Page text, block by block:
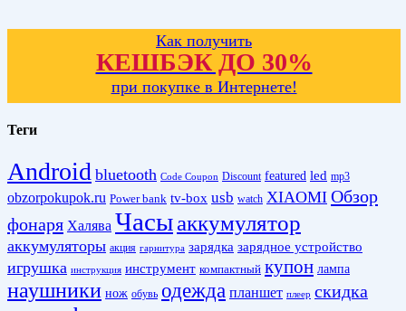
Как получить
КЕШБЭК ДО 30%
при покупке в Интернете!
Теги
Android bluetooth Code Coupon Discount featured led mp3
obzorpokupok.ru Power bank tv-box usb watch XIAOMI Обзор
фонаря Халява Часыаккумулятор
аккумуляторы акция гарнитура зарядка зарядное устройство
игрушка инструкция инструмент компактный купон лампа
наушники нож обувь одежда планшет плеер скидка